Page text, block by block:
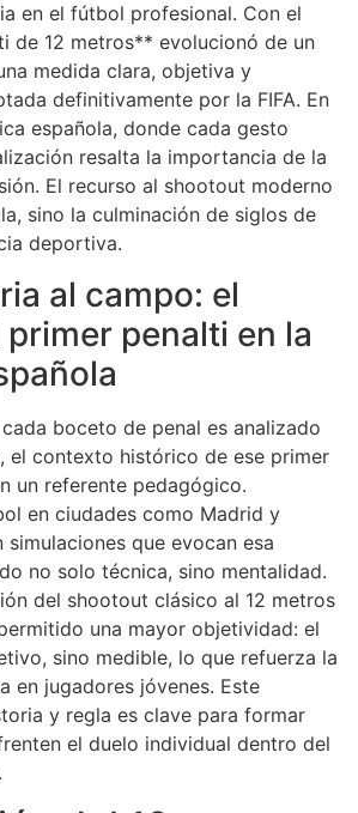
en el fútbol profesional. Con el
de 12 metros** evolucionó de un
medida clara, objetiva y
definitivamente por la FIFA. En
española, donde cada gesto
resalta la importancia de la
El recurso al shootout moderno
sino la culminación de siglos de
deportiva.
al campo: el
penalti en la
boceto de penal es analizado
el contexto histórico de ese primer
un referente pedagógico.
en ciudades como Madrid y
simulaciones que evocan esa
no solo técnica, sino mentalidad.
del shootout clásico al 12 metros
una mayor objetividad: el
sino medible, lo que refuerza la
en jugadores jóvenes. Este
y regla es clave para formar
el duelo individual dentro del